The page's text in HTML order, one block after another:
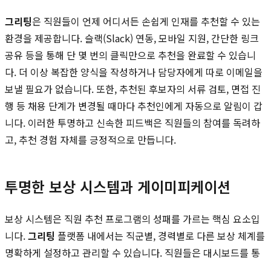
그리팅은 직원들이 언제 어디서든 손쉽게 인재를 추천할 수 있는
환경을 제공합니다. 슬랙(Slack) 연동, 모바일 지원, 간단한 링크
공유 등을 통해 단 몇 번의 클릭만으로 추천을 완료할 수 있습니
다. 더 이상 복잡한 양식을 작성하거나 담당자에게 따로 이메일을
보낼 필요가 없습니다. 또한, 추천된 후보자의 서류 검토, 면접 진
행 등 채용 단계가 변경될 때마다 추천인에게 자동으로 알림이 갑
니다. 이러한 투명하고 신속한 피드백은 직원들의 참여를 독려하
고, 추천 경험 자체를 긍정적으로 만듭니다.
투명한 보상 시스템과 게이미피케이션
보상 시스템은 직원 추천 프로그램의 성패를 가르는 핵심 요소입
니다.그리팅 플랫폼 내에서는 직군별, 경력별로 다른 보상 체계를
명확하게 설정하고 관리할 수 있습니다. 직원들은 대시보드를 통